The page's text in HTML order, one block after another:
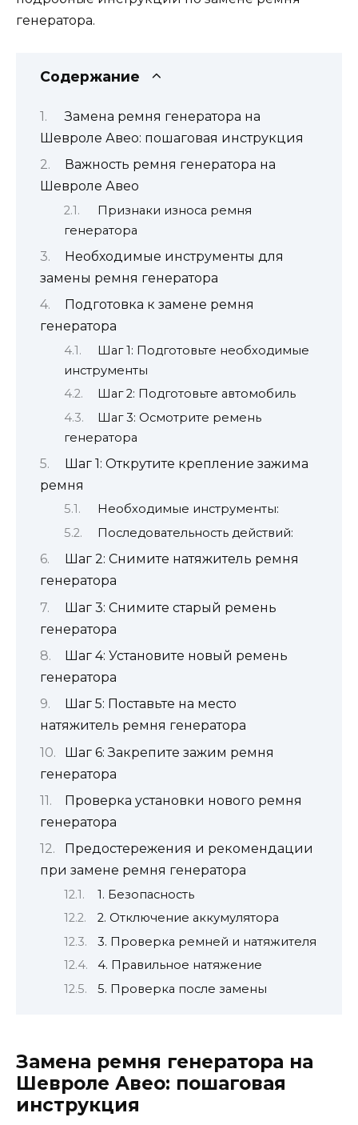
генератора.
Содержание
Замена ремня генератора на
Шевроле Авео: пошаговая инструкция
Важность ремня генератора на
Шевроле Авео
Признаки износа ремня
генератора
Необходимые инструменты для
замены ремня генератора
Подготовка к замене ремня
генератора
Шаг 1: Подготовьте необходимые
инструменты
Шаг 2: Подготовьте автомобиль
Шаг 3: Осмотрите ремень
генератора
Шаг 1: Открутите крепление зажима
ремня
Необходимые инструменты:
Последовательность действий:
Шаг 2: Снимите натяжитель ремня
генератора
Шаг 3: Снимите старый ремень
генератора
Шаг 4: Установите новый ремень
генератора
Шаг 5: Поставьте на место
натяжитель ремня генератора
Шаг 6: Закрепите зажим ремня
генератора
Проверка установки нового ремня
генератора
Предостережения и рекомендации
при замене ремня генератора
1. Безопасность
2. Отключение аккумулятора
3. Проверка ремней и натяжителя
4. Правильное натяжение
5. Проверка после замены
Замена ремня генератора на
Шевроле Авео: пошаговая
инструкция